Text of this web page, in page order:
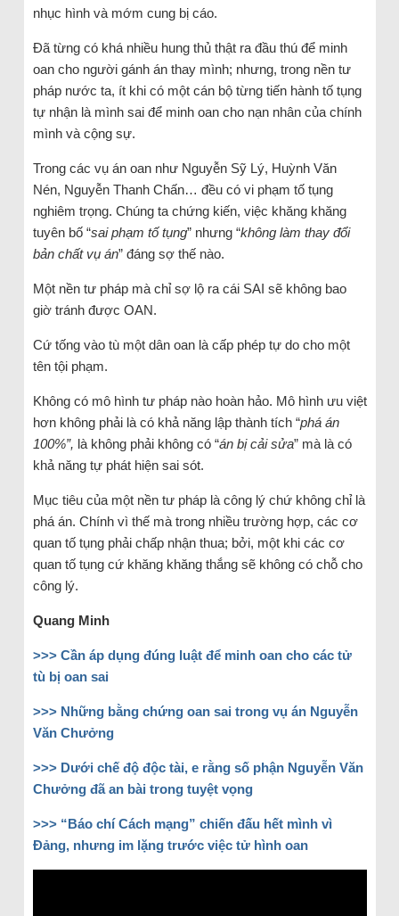
nhục hình và mớm cung bị cáo.
Đã từng có khá nhiều hung thủ thật ra đầu thú để minh
oan cho người gánh án thay mình; nhưng, trong nền tư
pháp nước ta, ít khi có một cán bộ từng tiến hành tố tụng
tự nhận là mình sai để minh oan cho nạn nhân của chính
mình và cộng sự.
Trong các vụ án oan như Nguyễn Sỹ Lý, Huỳnh Văn
Nén, Nguyễn Thanh Chấn… đều có vi phạm tố tụng
nghiêm trọng. Chúng ta chứng kiến, việc khăng khăng
tuyên bố “sai phạm tố tụng” nhưng “không làm thay đổi
bản chất vụ án” đáng sợ thế nào.
Một nền tư pháp mà chỉ sợ lộ ra cái SAI sẽ không bao
giờ tránh được OAN.
Cứ tống vào tù một dân oan là cấp phép tự do cho một
tên tội phạm.
Không có mô hình tư pháp nào hoàn hảo. Mô hình ưu việt
hơn không phải là có khả năng lập thành tích “phá án
100%”, là không phải không có “án bị cải sửa” mà là có
khả năng tự phát hiện sai sót.
Mục tiêu của một nền tư pháp là công lý chứ không chỉ là
phá án. Chính vì thế mà trong nhiều trường hợp, các cơ
quan tố tụng phải chấp nhận thua; bởi, một khi các cơ
quan tố tụng cứ khăng khăng thắng sẽ không có chỗ cho
công lý.
Quang Minh
>>> Cần áp dụng đúng luật để minh oan cho các tử
tù bị oan sai
>>> Những bằng chứng oan sai trong vụ án Nguyễn
Văn Chưởng
>>> Dưới chế độ độc tài, e rằng số phận Nguyễn Văn
Chưởng đã an bài trong tuyệt vọng
>>> “Báo chí Cách mạng” chiến đấu hết mình vì
Đảng, nhưng im lặng trước việc tử hình oan